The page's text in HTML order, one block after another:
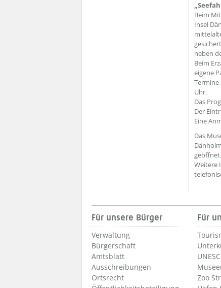
Beim
Insel
neben
Beim
eigene
Termine
Uhr.
Das
Der
Eine
Das
geöffnet.
Weitere
Für unsere Bürger
Verwaltung
Bürgerschaft
Amtsblatt
Ausschreibungen
Ortsrecht
Für
Zoo